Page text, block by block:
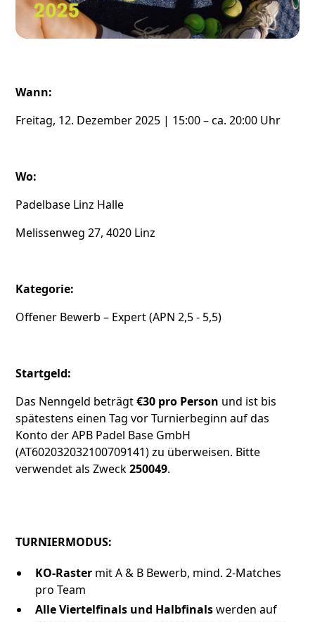
Wann:
Freitag, 12. Dezember 2025 | 15:00 – ca. 20:00 Uhr
Wo:
Padelbase Linz Halle
Melissenweg 27, 4020 Linz
Kategorie:
Offener Bewerb – Expert (APN 2,5 - 5,5)
Startgeld:
Das Nenngeld beträgt€30 pro Person und ist bis
spätestens einen Tag vor Turnierbeginn auf das
Konto der APB Padel Base GmbH
(AT602032032100709141) zu überweisen. Bitte
verwendet als Zweck250049.
TURNIERMODUS:
KO-Raster mit A & B Bewerb, mind. 2-Matches
pro Team
Alle Viertelfinals und Halbfinalswerden auf